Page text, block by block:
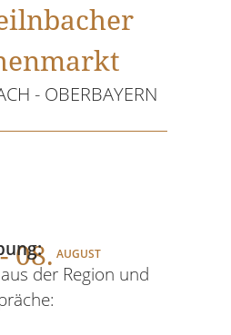
- OBERBAYERN
08. AUGUST
der Region und